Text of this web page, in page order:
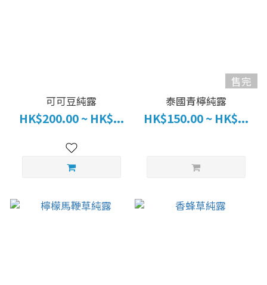
可可豆純露
HK$200.00 ~ HK$...
售完
泰國青檸純露
HK$150.00 ~ HK$...